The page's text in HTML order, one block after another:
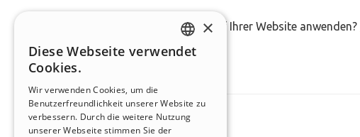
Möchten Sie dieses Objekt auf Ihrer Website anwenden?
kostenlos
ENGLISH
GERMAN
SPANISH
×
Diese Webseite verwendet
Cookies.
Wir verwenden Cookies, um die
Benutzerfreundlichkeit unserer Website zu
verbessern. Durch die weitere Nutzung
unserer Webseite stimmen Sie der